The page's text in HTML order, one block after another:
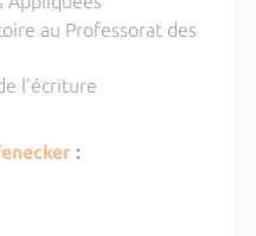
au Professorat des
l'écriture
: